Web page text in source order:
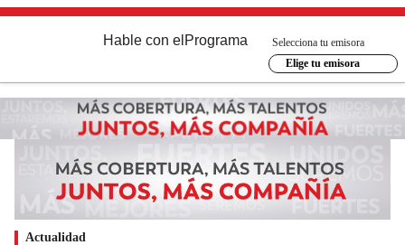
Hable con el Programa
Selecciona tu emisora
Elige tu emisora
Actualidad